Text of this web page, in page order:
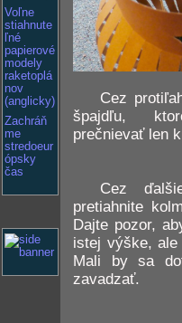
Voľne
stiahnute
ľné
papierové
modely
raketoplá
nov
(anglicky)
Zachráň
me
stredoeur
ópsky
čas
Cez
špajdľu,
prečnievať len
Cez
pretiahnite
Dajte pozor,
istej výške, ale
Mali by sa
zavadzať.